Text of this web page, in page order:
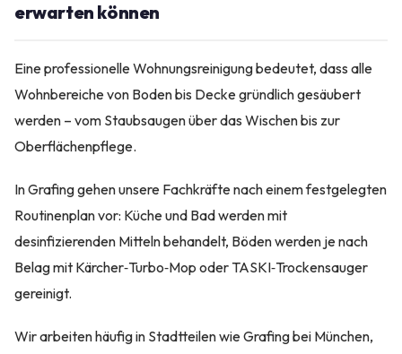
erwarten können
Eine professionelle Wohnungsreinigung bedeutet, dass alle
Wohnbereiche von Boden bis Decke gründlich gesäubert
werden – vom Staubsaugen über das Wischen bis zur
Oberflächenpflege.
In Grafing gehen unsere Fachkräfte nach einem festgelegten
Routinenplan vor: Küche und Bad werden mit
desinfizierenden Mitteln behandelt, Böden werden je nach
Belag mit Kärcher‑Turbo‑Mop oder TASKI‑Trockensauger
gereinigt.
Wir arbeiten häufig in Stadtteilen wie Grafing bei München,